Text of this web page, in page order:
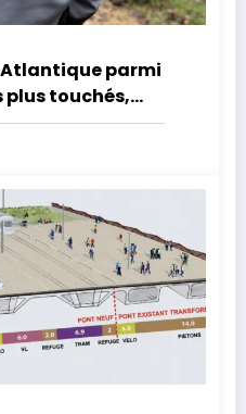
Atlantique parmi
plus touchés,
de la